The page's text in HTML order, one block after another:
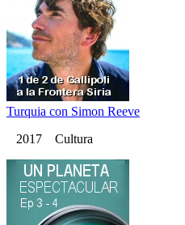
Turquia con Simon Reeve
2017 Cultura